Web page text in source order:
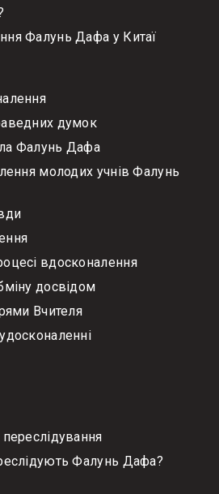
Фалунь Дафа у Китаї
думок
Фалунь Дафа
молодих учнів Фалунь
вдосконалення
досвідом
Вчителя
Фалунь Дафа?